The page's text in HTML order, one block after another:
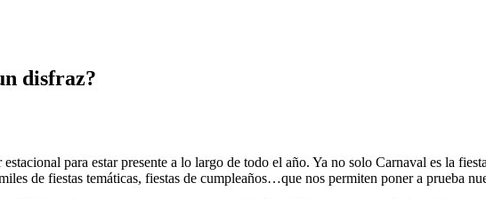
disfraz?
para estar presente a lo largo de todo el año. Ya no solo Carnaval es la
de fiestas temáticas, fiestas de cumpleaños…que nos permiten poner a prueba